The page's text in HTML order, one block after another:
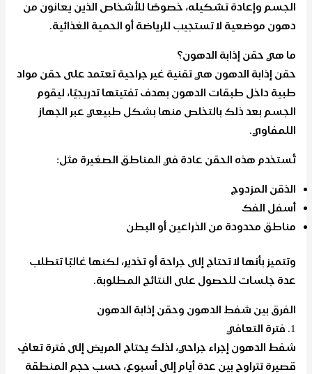
الجسم وإعادة تشكيله، خصوصًا للأشخاص الذين يعانون من
دهون موضعية لا تستجيب للرياضة أو الحمية الغذائية.
ما هي حقن إذابة الدهون؟
حقن إذابة الدهون هي تقنية غير جراحية تعتمد على حقن مواد
طبية داخل طبقات الدهون بهدف تفتيتها تدريجيًا، ليقوم
الجسم بعد ذلك بالتخلص منها بشكل طبيعي عبر الجهاز
اللمفاوي.
تُستخدم هذه الحقن عادة في المناطق الصغيرة مثل:
الذقن المزدوج
أسفل الفك
مناطق محدودة من الذراعين أو البطن
وتتميز بأنها لا تحتاج إلى جراحة أو تخدير، لكنها غالبًا تتطلب
عدة جلسات للحصول على النتائج المطلوبة.
الفرق بين شفط الدهون وحقن إذابة الدهون
1. فترة التعافي
شفط الدهون إجراء جراحي، لذلك يحتاج المريض إلى فترة تعافٍ
قصيرة تتراوح بين عدة أيام إلى أسبوع، حسب حجم المنطقة